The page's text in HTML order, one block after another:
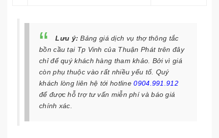
Lưu ý: Bảng giá dịch vụ thợ thông tắc
bồn cầu tại Tp Vinh của Thuận Phát trên đây
chỉ để quý khách hàng tham khảo. Bởi vì giá
còn phụ thuộc vào rất nhiều yếu tố. Quý
khách lòng liên hệ tới hotline0904.991.912
để được hỗ trợ tư vấn miễn phí và báo giá
chính xác.